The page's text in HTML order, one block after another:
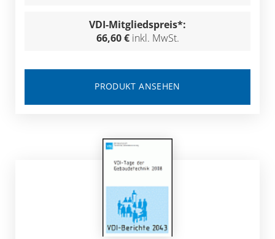
VDI-Mitgliedspreis*:
66,60 € inkl. MwSt.
PRODUKT ANSEHEN